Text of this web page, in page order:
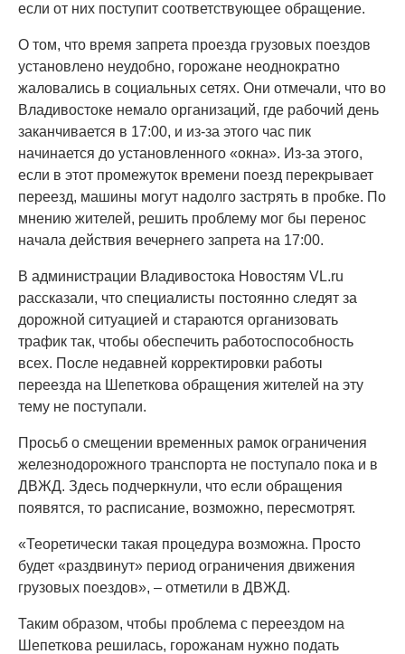
если от них поступит соответствующее обращение.
О том, что время запрета проезда грузовых поездов
установлено неудобно, горожане неоднократно
жаловались в социальных сетях. Они отмечали, что во
Владивостоке немало организаций, где рабочий день
заканчивается в 17:00, и из-за этого час пик
начинается до установленного «окна». Из-за этого,
если в этот промежуток времени поезд перекрывает
переезд, машины могут надолго застрять в пробке. По
мнению жителей, решить проблему мог бы перенос
начала действия вечернего запрета на 17:00.
В администрации Владивостока Новостям VL.ru
рассказали, что специалисты постоянно следят за
дорожной ситуацией и стараются организовать
трафик так, чтобы обеспечить работоспособность
всех. После недавней корректировки работы
переезда на Шепеткова обращения жителей на эту
тему не поступали.
Просьб о смещении временных рамок ограничения
железнодорожного транспорта не поступало пока и в
ДВЖД. Здесь подчеркнули, что если обращения
появятся, то расписание, возможно, пересмотрят.
«Теоретически такая процедура возможна. Просто
будет «раздвинут» период ограничения движения
грузовых поездов», – отметили в ДВЖД.
Таким образом, чтобы проблема с переездом на
Шепеткова решилась, горожанам нужно подать